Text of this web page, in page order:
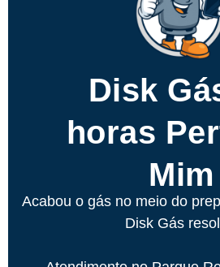
Disk
horas
Mim
Acabou o gás no meio do
Disk Gás